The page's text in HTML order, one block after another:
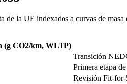
de la UE indexados a curvas de
(g CO2/km, WLTP)
Transición
Primera etapa
Revisión Fit-for-